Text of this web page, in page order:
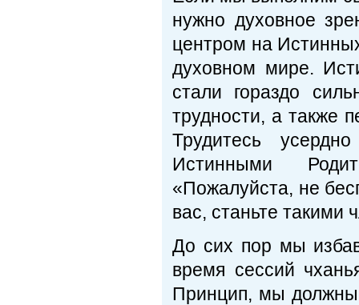
нужно духовное
центром на
духовном мире.
стали гораздо
трудности, а также
Трудитесь
Истинными
«Пожалуйста, не
вас, станьте
До сих пор мы
время сессий
Принцип, мы